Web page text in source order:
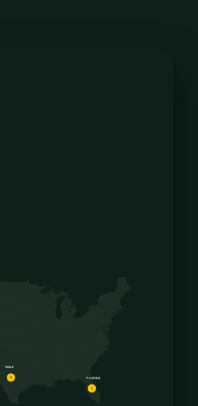
TEXAS
FLORIDA
8
2